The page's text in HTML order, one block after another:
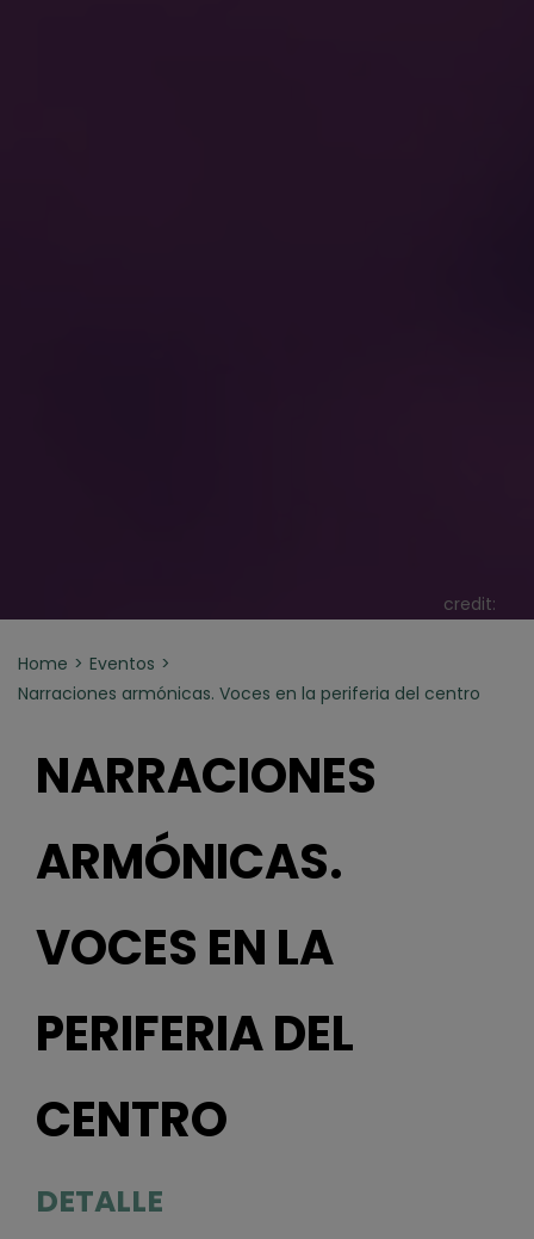
credit:
Home
Eventos
Narraciones armónicas. Voces en la periferia del centro
NARRACIONES
ARMÓNICAS.
VOCES EN LA
PERIFERIA DEL
CENTRO
DETALLE